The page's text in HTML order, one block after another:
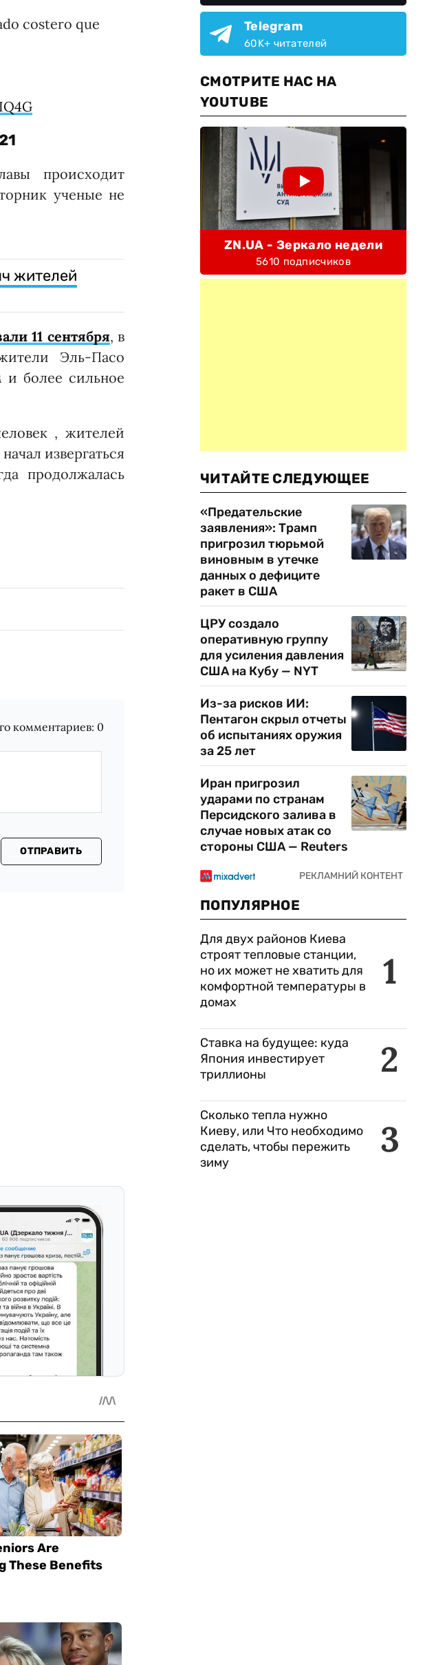
costero que
происходит
ученые не
жителей
11 сентября, в
Эль-Пасо
и более сильное
, жителей
извергаться
продолжалась
комментариев: 0
ОТПРАВИТЬ
Telegram
60K+ читателей
СМОТРИТЕ НАС НА
YOUTUBE
ZN.UA - Зеркало недели
5610 подписчиков
ЧИТАЙТЕ СЛЕДУЮЩЕЕ
«Предательские
заявления»: Трамп
пригрозил тюрьмой
виновным в утечке
данных о дефиците
ракет в США
ЦРУ создало
оперативную группу
для усиления давления
США на Кубу — NYT
Из-за рисков ИИ:
Пентагон скрыл отчеты
об испытаниях оружия
за 25 лет
Иран пригрозил
ударами по странам
Персидского залива в
случае новых атак со
стороны США — Reuters
ПОПУЛЯРНОЕ
1
Для двух районов Киева
строят тепловые станции,
но их может не хватить для
комфортной температуры в
домах
2
Ставка на будущее: куда
Япония инвестирует
триллионы
3
Сколько тепла нужно
Киеву, или Что необходимо
сделать, чтобы пережить
зиму